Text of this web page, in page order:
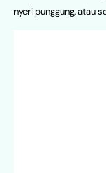
nyeri punggung, atau